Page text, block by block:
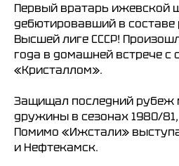
Первый вратарь ижевской
дебютировавший в
Высшей лиге СССР!
года в домашней встрече с
«Кристаллом».
Защищал последний рубеж
дружины в сезонах 1980/
Помимо «Ижстали»
и Нефтекамск.